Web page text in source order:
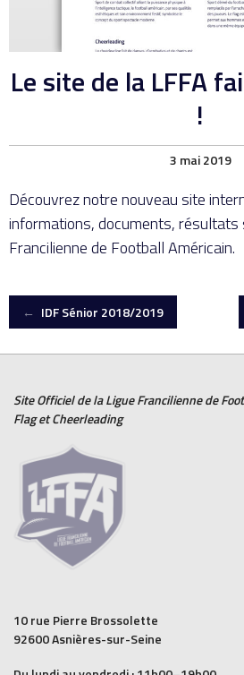
Le site de la LFFA
!
3 mai 2019
Découvrez notre nouveau site
informations, documents, résultats
Francilienne de Football Américain.
Post
navigation
← IDF Sénior 2018/2019
Site Officiel de la Ligue Francilienne de
FlagetCheerleading
10 rue Pierre Brossolette
92600 Asnières-sur-Seine